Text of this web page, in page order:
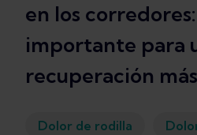
en los
importante para
recuperación
Dolor de rodilla